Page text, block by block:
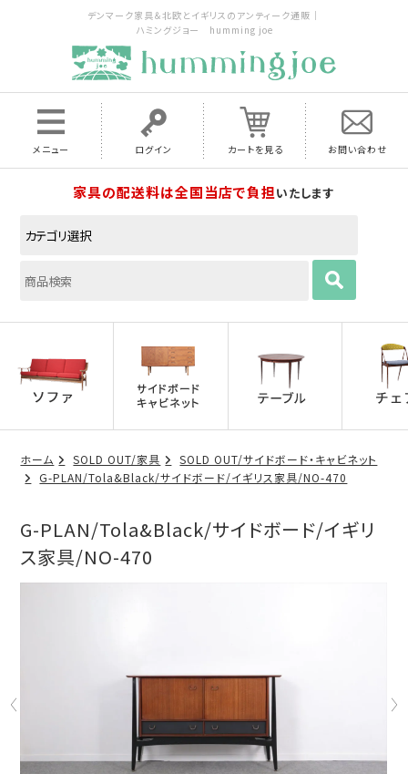
デンマーク家具＆北欧とイギリスのアンティーク通販｜
ハミングジョー humming joe
メニュー ログイン カートを見る お問い合わせ
家具の配送料は全国当店で負担いたします
ホーム SOLD OUT/家具
SOLD OUT/サイドボード・キャビネット
G-PLAN/Tola&Black/サイドボード/イギリス家具/NO-470
G-PLAN/Tola&Black/サイドボード/イギリ
ス家具/NO-470